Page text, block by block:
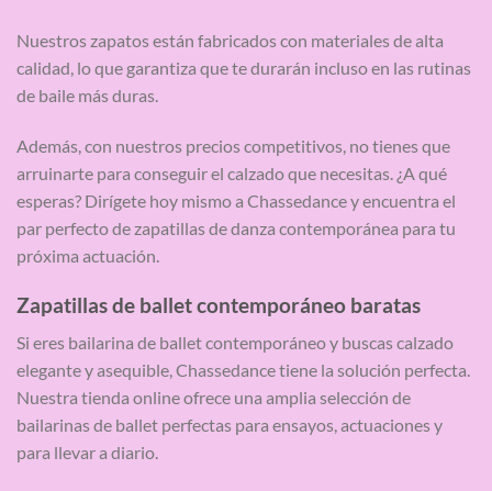
Nuestros zapatos están fabricados con materiales de alta
calidad, lo que garantiza que te durarán incluso en las rutinas
de baile más duras.
Además, con nuestros precios competitivos, no tienes que
arruinarte para conseguir el calzado que necesitas. ¿A qué
esperas? Dirígete hoy mismo a Chassedance y encuentra el
par perfecto de zapatillas de danza contemporánea para tu
próxima actuación.
Zapatillas de ballet contemporáneo baratas
Si eres bailarina de ballet contemporáneo y buscas calzado
elegante y asequible, Chassedance tiene la solución perfecta.
Nuestra tienda online ofrece una amplia selección de
bailarinas de ballet perfectas para ensayos, actuaciones y
para llevar a diario.